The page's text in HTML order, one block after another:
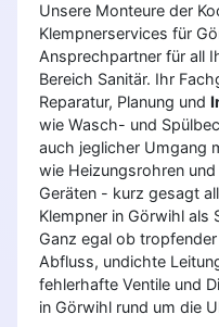
Unsere Monteure der
Klempnerservices für
Ansprechpartner für all
Bereich Sanitär. Ihr
Reparatur, Planung und
wie Wasch- und
auch jeglicher Umgang
wie Heizungsrohren
Geräten - kurz gesagt
Klempner in Görwihl als
Ganz egal ob
Abfluss, undichte
fehlerhafte Ventile und
in Görwihl rund um die